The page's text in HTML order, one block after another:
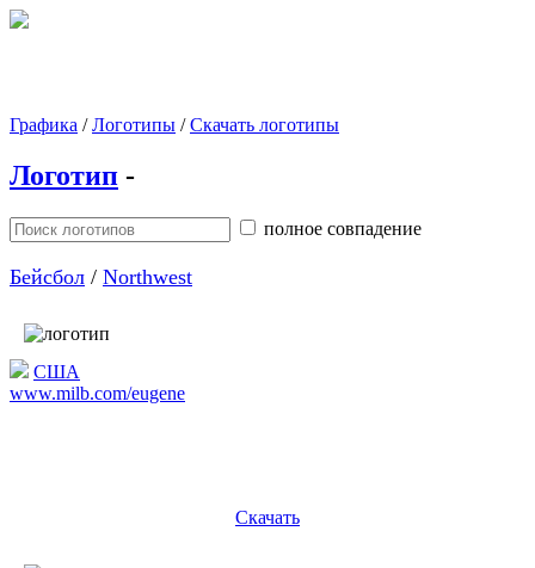
Графика /Логотипы /Скачать логотипы
Логотип -
полное совпадение
Бейсбол / Northwest
США
www.milb.com/eugene
Скачать